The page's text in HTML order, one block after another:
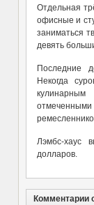
Отдельная
офисные и
заниматься
девять
Последние
Некогда
Лэмбс-хаус
долларов.
Комментарии